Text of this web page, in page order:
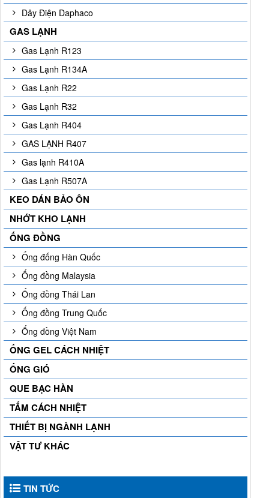
Dây Điện Daphaco
GAS LẠNH
Gas Lạnh R123
Gas Lạnh R134A
Gas Lạnh R22
Gas Lạnh R32
Gas Lạnh R404
GAS LẠNH R407
Gas lạnh R410A
Gas Lạnh R507A
KEO DÁN BẢO ÔN
NHỚT KHO LẠNH
ỐNG ĐỒNG
Ống đống Hàn Quốc
Ống đồng Malaysia
Ống đồng Thái Lan
Ống đồng Trung Quốc
Ống đồng Việt Nam
ỐNG GEL CÁCH NHIỆT
ỐNG GIÓ
QUE BẠC HÀN
TẤM CÁCH NHIỆT
THIẾT BỊ NGÀNH LẠNH
VẬT TƯ KHÁC
TIN TỨC